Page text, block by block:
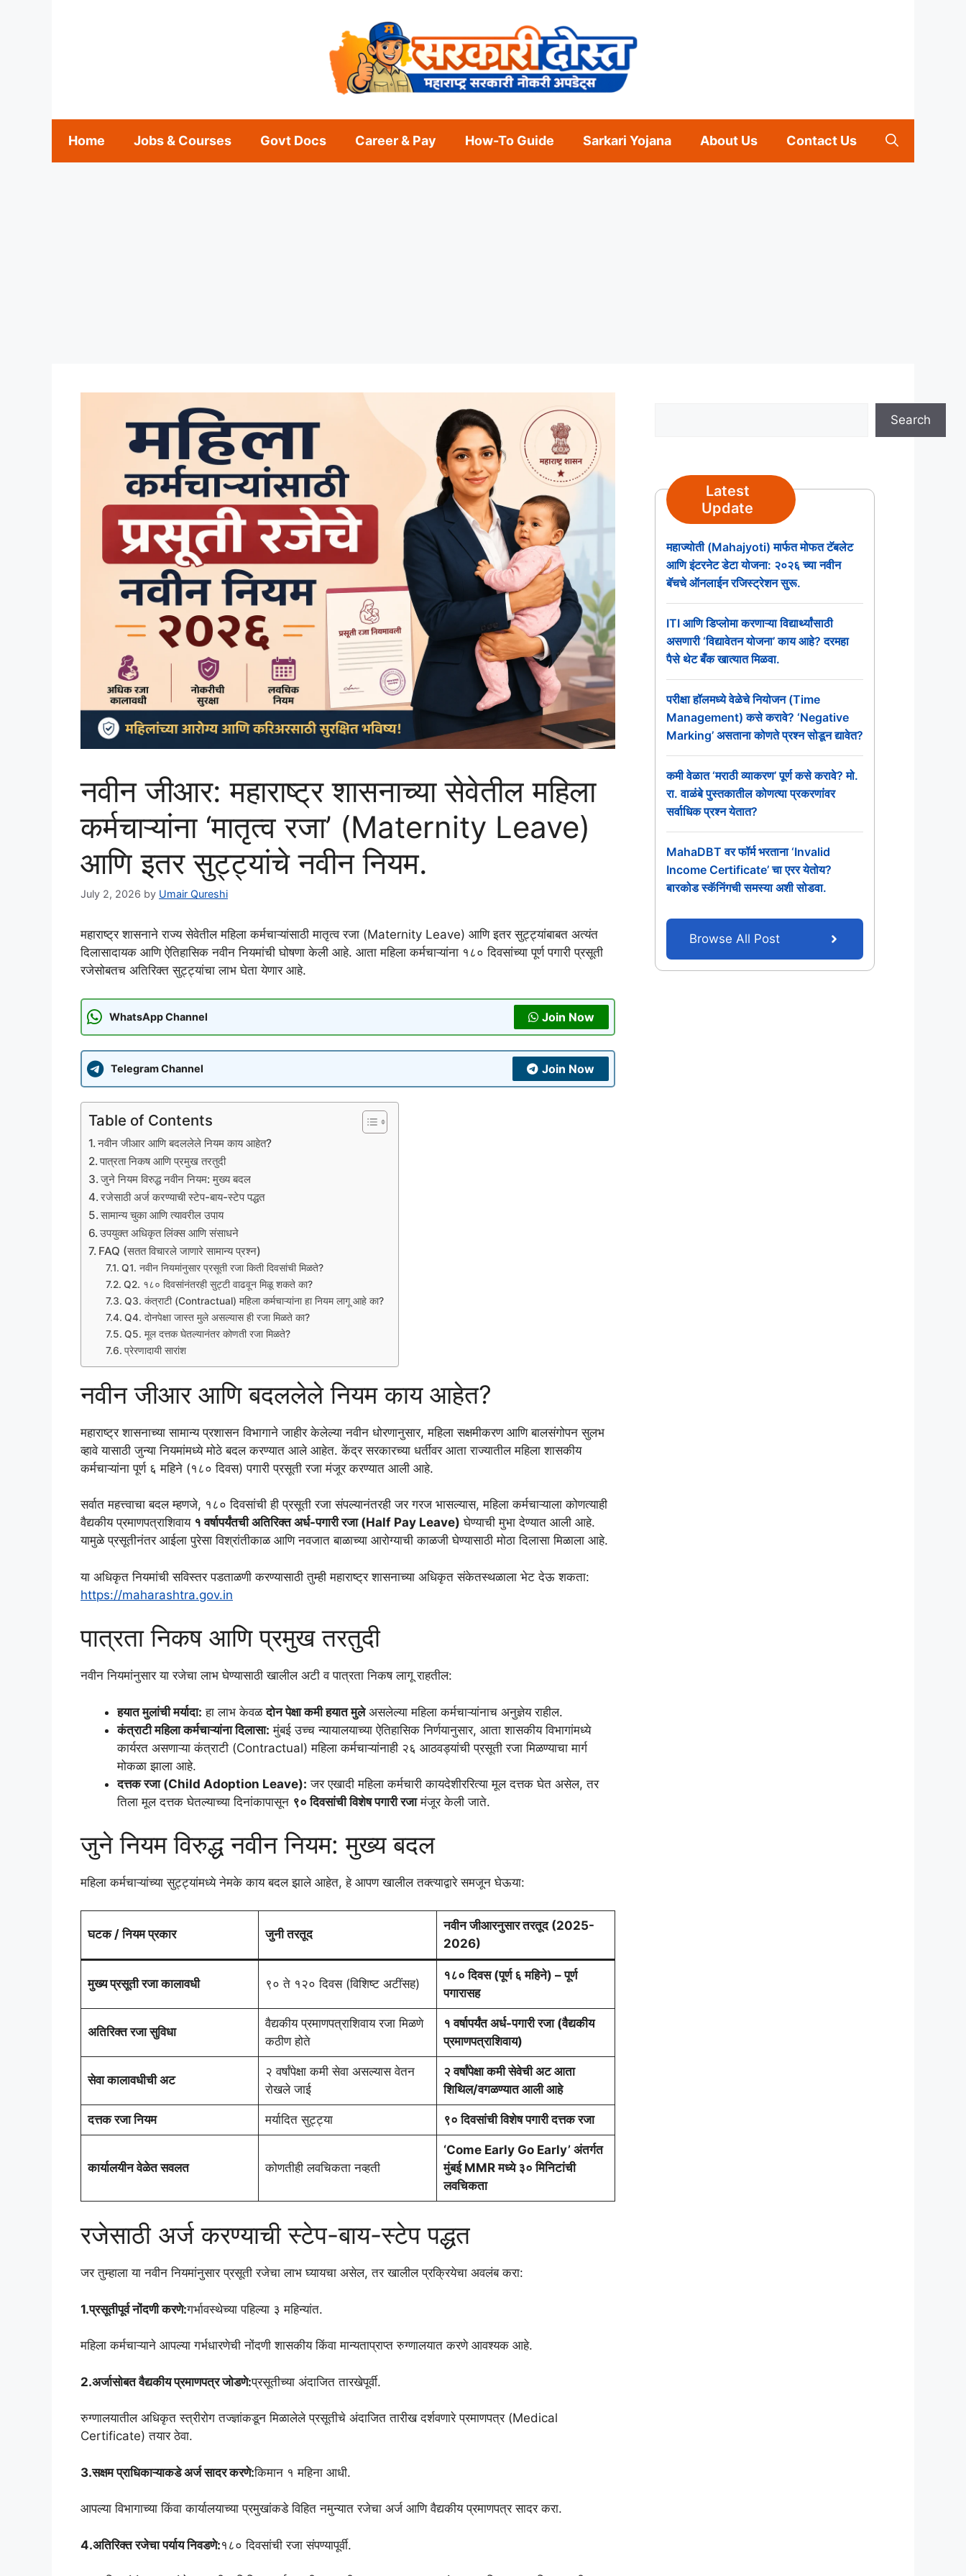
Home Jobs & Courses Govt Docs Career & Pay How-To Guide Sarkari Yojana About Us Contact Us
नवीन जीआर: महाराष्ट्र शासनाच्या सेवेतील महिला
कर्मचाऱ्यांना ‘मातृत्व रजा’ (Maternity Leave)
आणि इतर सुट्ट्यांचे नवीन नियम.
July 2, 2026 by Umair Qureshi
महाराष्ट्र शासनाने राज्य सेवेतील महिला कर्मचाऱ्यांसाठी मातृत्व रजा (Maternity Leave) आणि इतर सुट्ट्यांबाबत अत्यंत
दिलासादायक आणि ऐतिहासिक नवीन नियमांची घोषणा केली आहे. आता महिला कर्मचाऱ्यांना १८० दिवसांच्या पूर्ण पगारी प्रसूती
रजेसोबतच अतिरिक्त सुट्ट्यांचा लाभ घेता येणार आहे.
WhatsApp Channel Join Now
Telegram Channel Join Now
Table of Contents
नवीन जीआर आणि बदललेले नियम काय आहेत?
पात्रता निकष आणि प्रमुख तरतुदी
जुने नियम विरुद्ध नवीन नियम: मुख्य बदल
रजेसाठी अर्ज करण्याची स्टेप-बाय-स्टेप पद्धत
सामान्य चुका आणि त्यावरील उपाय
उपयुक्त अधिकृत लिंक्स आणि संसाधने
FAQ (सतत विचारले जाणारे सामान्य प्रश्न)
Q1. नवीन नियमांनुसार प्रसूती रजा किती दिवसांची मिळते?
Q2. १८० दिवसांनंतरही सुट्टी वाढवून मिळू शकते का?
Q3. कंत्राटी (Contractual) महिला कर्मचाऱ्यांना हा नियम लागू आहे का?
Q4. दोनपेक्षा जास्त मुले असल्यास ही रजा मिळते का?
Q5. मूल दत्तक घेतल्यानंतर कोणती रजा मिळते?
प्रेरणादायी सारांश
नवीन जीआर आणि बदललेले नियम काय आहेत?
महाराष्ट्र शासनाच्या सामान्य प्रशासन विभागाने जाहीर केलेल्या नवीन धोरणानुसार, महिला सक्षमीकरण आणि बालसंगोपन सुलभ
व्हावे यासाठी जुन्या नियमांमध्ये मोठे बदल करण्यात आले आहेत. केंद्र सरकारच्या धर्तीवर आता राज्यातील महिला शासकीय
कर्मचाऱ्यांना पूर्ण ६ महिने (१८० दिवस) पगारी प्रसूती रजा मंजूर करण्यात आली आहे.
सर्वात महत्त्वाचा बदल म्हणजे, १८० दिवसांची ही प्रसूती रजा संपल्यानंतरही जर गरज भासल्यास, महिला कर्मचाऱ्याला कोणत्याही
वैद्यकीय प्रमाणपत्राशिवाय १ वर्षापर्यंतची अतिरिक्त अर्ध-पगारी रजा (Half Pay Leave) घेण्याची मुभा देण्यात आली आहे.
यामुळे प्रसूतीनंतर आईला पुरेसा विश्रांतीकाळ आणि नवजात बाळाच्या आरोग्याची काळजी घेण्यासाठी मोठा दिलासा मिळाला आहे.
या अधिकृत नियमांची सविस्तर पडताळणी करण्यासाठी तुम्ही महाराष्ट्र शासनाच्या अधिकृत संकेतस्थळाला भेट देऊ शकता:
https://maharashtra.gov.in
पात्रता निकष आणि प्रमुख तरतुदी
नवीन नियमांनुसार या रजेचा लाभ घेण्यासाठी खालील अटी व पात्रता निकष लागू राहतील:
हयात मुलांची मर्यादा: हा लाभ केवळदोन पेक्षा कमी हयात मुलेअसलेल्या महिला कर्मचाऱ्यांनाच अनुज्ञेय राहील.
कंत्राटी महिला कर्मचाऱ्यांना दिलासा: मुंबई उच्च न्यायालयाच्या ऐतिहासिक निर्णयानुसार, आता शासकीय विभागांमध्ये
कार्यरत असणाऱ्या कंत्राटी (Contractual) महिला कर्मचाऱ्यांनाही २६ आठवड्यांची प्रसूती रजा मिळण्याचा मार्ग
मोकळा झाला आहे.
दत्तक रजा (Child Adoption Leave): जर एखादी महिला कर्मचारी कायदेशीररित्या मूल दत्तक घेत असेल, तर
तिला मूल दत्तक घेतल्याच्या दिनांकापासून ९० दिवसांची विशेष पगारी रजामंजूर केली जाते.
जुने नियम विरुद्ध नवीन नियम: मुख्य बदल
महिला कर्मचाऱ्यांच्या सुट्ट्यांमध्ये नेमके काय बदल झाले आहेत, हे आपण खालील तक्त्याद्वारे समजून घेऊया:
घटक / नियम प्रकार जुनी तरतूद
नवीन जीआरनुसार तरतूद (2025-
2026)
मुख्य प्रसूती रजा कालावधी ९० ते १२० दिवस (विशिष्ट अटींसह)
१८० दिवस (पूर्ण ६ महिने) – पूर्ण
पगारासह
अतिरिक्त रजा सुविधा
वैद्यकीय प्रमाणपत्राशिवाय रजा मिळणे
कठीण होते
१ वर्षापर्यंत अर्ध-पगारी रजा (वैद्यकीय
प्रमाणपत्राशिवाय)
सेवा कालावधीची अट
२ वर्षांपेक्षा कमी सेवा असल्यास वेतन
रोखले जाई
२ वर्षांपेक्षा कमी सेवेची अट आता
शिथिल/वगळण्यात आली आहे
दत्तक रजा नियम मर्यादित सुट्ट्या ९० दिवसांची विशेष पगारी दत्तक रजा
कार्यालयीन वेळेत सवलत कोणतीही लवचिकता नव्हती
‘Come Early Go Early’ अंतर्गत
मुंबई MMR मध्ये ३० मिनिटांची
लवचिकता
रजेसाठी अर्ज करण्याची स्टेप-बाय-स्टेप पद्धत
जर तुम्हाला या नवीन नियमांनुसार प्रसूती रजेचा लाभ घ्यायचा असेल, तर खालील प्रक्रियेचा अवलंब करा:
1.प्रसूतीपूर्व नोंदणी करणे:गर्भावस्थेच्या पहिल्या ३ महिन्यांत.
महिला कर्मचाऱ्याने आपल्या गर्भधारणेची नोंदणी शासकीय किंवा मान्यताप्राप्त रुग्णालयात करणे आवश्यक आहे.
2.अर्जासोबत वैद्यकीय प्रमाणपत्र जोडणे:प्रसूतीच्या अंदाजित तारखेपूर्वी.
रुग्णालयातील अधिकृत स्त्रीरोग तज्ज्ञांकडून मिळालेले प्रसूतीचे अंदाजित तारीख दर्शवणारे प्रमाणपत्र (Medical
Certificate) तयार ठेवा.
3.सक्षम प्राधिकाऱ्याकडे अर्ज सादर करणे:किमान १ महिना आधी.
आपल्या विभागाच्या किंवा कार्यालयाच्या प्रमुखांकडे विहित नमुन्यात रजेचा अर्ज आणि वैद्यकीय प्रमाणपत्र सादर करा.
4.अतिरिक्त रजेचा पर्याय निवडणे:१८० दिवसांची रजा संपण्यापूर्वी.
Search
Latest
Update
महाज्योती (Mahajyoti) मार्फत मोफत टॅबलेट
आणि इंटरनेट डेटा योजना: २०२६ च्या नवीन
बॅचचे ऑनलाईन रजिस्ट्रेशन सुरू.
ITI आणि डिप्लोमा करणाऱ्या विद्यार्थ्यांसाठी
असणारी ‘विद्यावेतन योजना’ काय आहे? दरमहा
पैसे थेट बँक खात्यात मिळवा.
परीक्षा हॉलमध्ये वेळेचे नियोजन (Time
Management) कसे करावे? ‘Negative
Marking’ असताना कोणते प्रश्न सोडून द्यावेत?
कमी वेळात ‘मराठी व्याकरण’ पूर्ण कसे करावे? मो.
रा. वाळंबे पुस्तकातील कोणत्या प्रकरणांवर
सर्वाधिक प्रश्न येतात?
MahaDBT वर फॉर्म भरताना ‘Invalid
Income Certificate’ चा एरर येतोय?
बारकोड स्कॅनिंगची समस्या अशी सोडवा.
Browse All Post